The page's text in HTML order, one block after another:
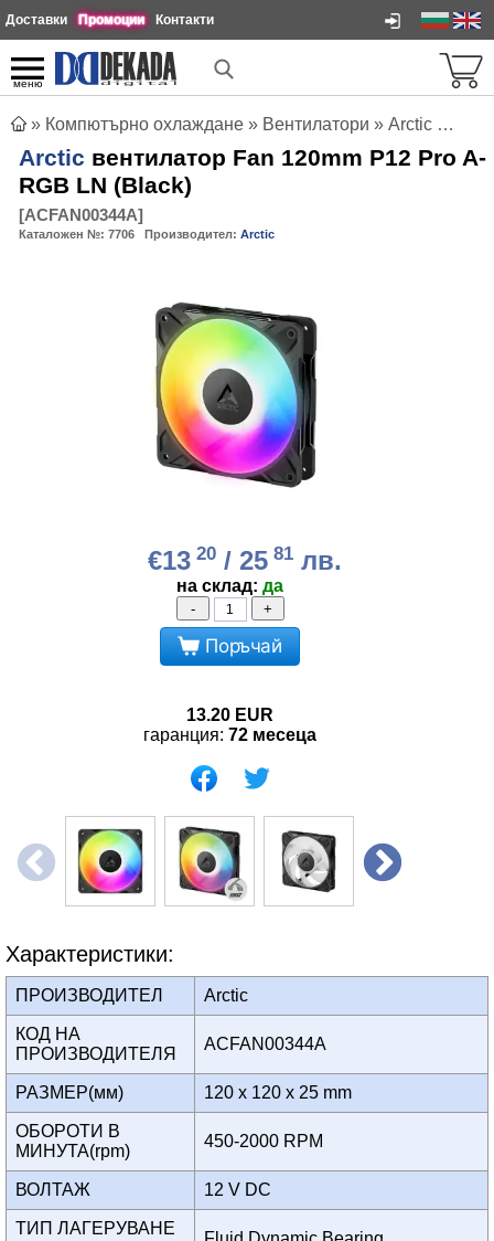
Доставки Промоции Контакти
меню
» Компютърно охлаждане » Вентилатори » Arctic вентилатор Fan 120mm P12 Pro A-RGB LN (Black)
Arctic вентилатор Fan 120mm P12 Pro A-
RGB LN (Black)
[ACFAN00344A]
Каталожен №: 7706 Производител: Arctic
€13 20/ 25 81лв.
на склад: да
- +
Поръчай
13.20 EUR
гаранция: 72 месеца
Характеристики:
ПРОИЗВОДИТЕЛ Arctic
КОД НА
ПРОИЗВОДИТЕЛЯ
ACFAN00344A
РАЗМЕР(мм) 120 x 120 x 25 mm
ОБОРОТИ В
МИНУТА(rpm)
450-2000 RPM
ВОЛТАЖ 12 V DC
ТИП ЛАГЕРУВАНЕ